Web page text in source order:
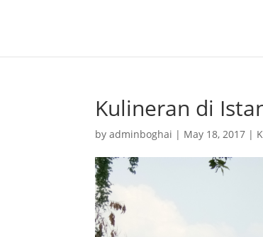
Kulineran di
byadminboghai | May 18, 2017 |